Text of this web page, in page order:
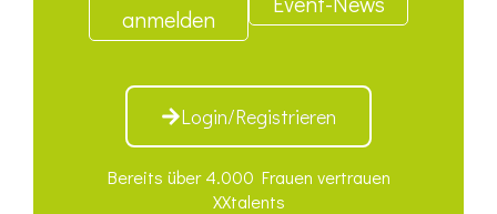
anmelden
Login/Registrieren
Bereits über 4.000 Frauen vertrauen
XXtalents